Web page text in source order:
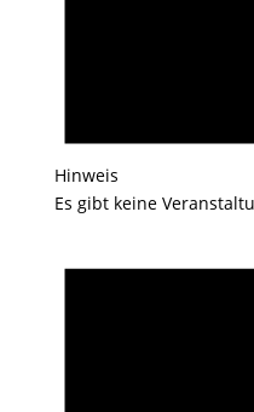
Hinweis
Es gibt keine